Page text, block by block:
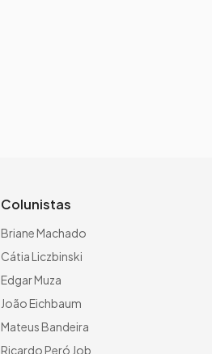
Colunistas
Briane Machado
Cátia Liczbinski
Edgar Muza
João Eichbaum
Mateus Bandeira
Ricardo Peró Job